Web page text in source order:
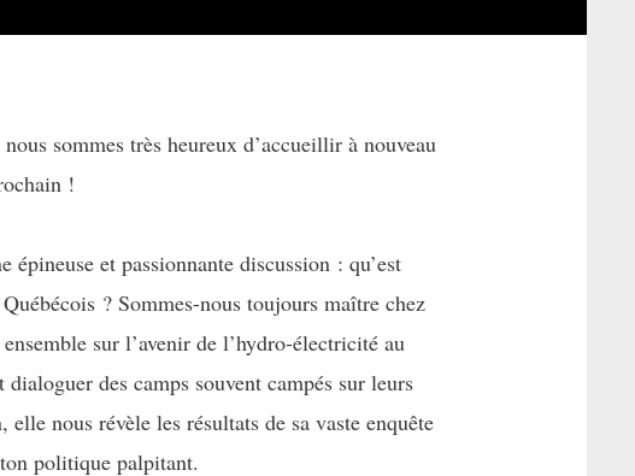
sommes très heureux d’accueillir à nouveau
!
épineuse et passionnante discussion : qu’est
? Sommes-nous toujours maître chez
sur l’avenir de l’hydro-électricité au
des camps souvent campés sur leurs
nous révèle les résultats de sa vaste enquête
politique palpitant.